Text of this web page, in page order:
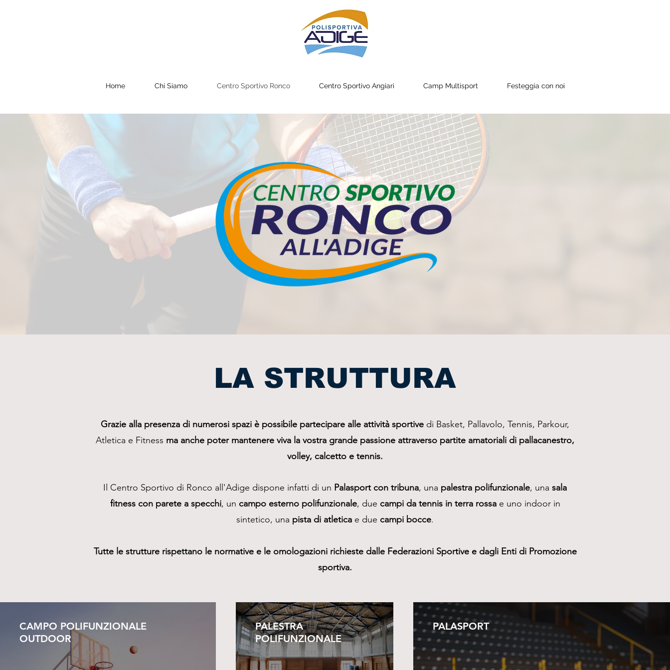
Home Chi Siamo Centro Sportivo Ronco Centro Sportivo Angiari Camp Multisport Festeggia con noi
LA STRUTTURA
Grazie alla presenza di numerosi spazi è possibile partecipare alle attività sportive di Basket, Pallavolo, Tennis, Parkour,
Atletica e Fitness ma anche poter mantenere viva la vostra grande passione attraverso partite amatoriali di pallacanestro,
volley, calcetto e tennis.
Il Centro Sportivo di Ronco all'Adige dispone infatti di un Palasport con tribuna, una palestra polifunzionale, una sala
fitness con parete a specchi, un campo esterno polifunzionale, due campi da tennis in terra rossae uno indoor in
sintetico, una pista di atletica e due campi bocce.
Tutte le strutture rispettano le normative e le omologazioni richieste dalle Federazioni Sportive e dagli Enti di Promozione
sportiva.
CAMPO POLIFUNZIONALE
OUTDOOR
PALESTRA
POLIFUNZIONALE
PALASPORT